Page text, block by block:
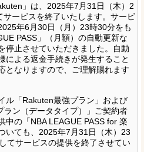
」は、2025年7月31日（木）2
サービスを終了いたします。サービ
年6月30日（月）23時30分をも
PASS」（月額）の自動更新な
停止させていただきました。自動
による返金手続きが発生すること
となりますので、ご理解賜れます
ル「Rakuten最強プラン」および
ラン（データタイプ）」ご契約者
中の「NBA LEAGUE PASS for 楽
いても、2025年7月31日（木）23
てサービスの提供を終了させてい